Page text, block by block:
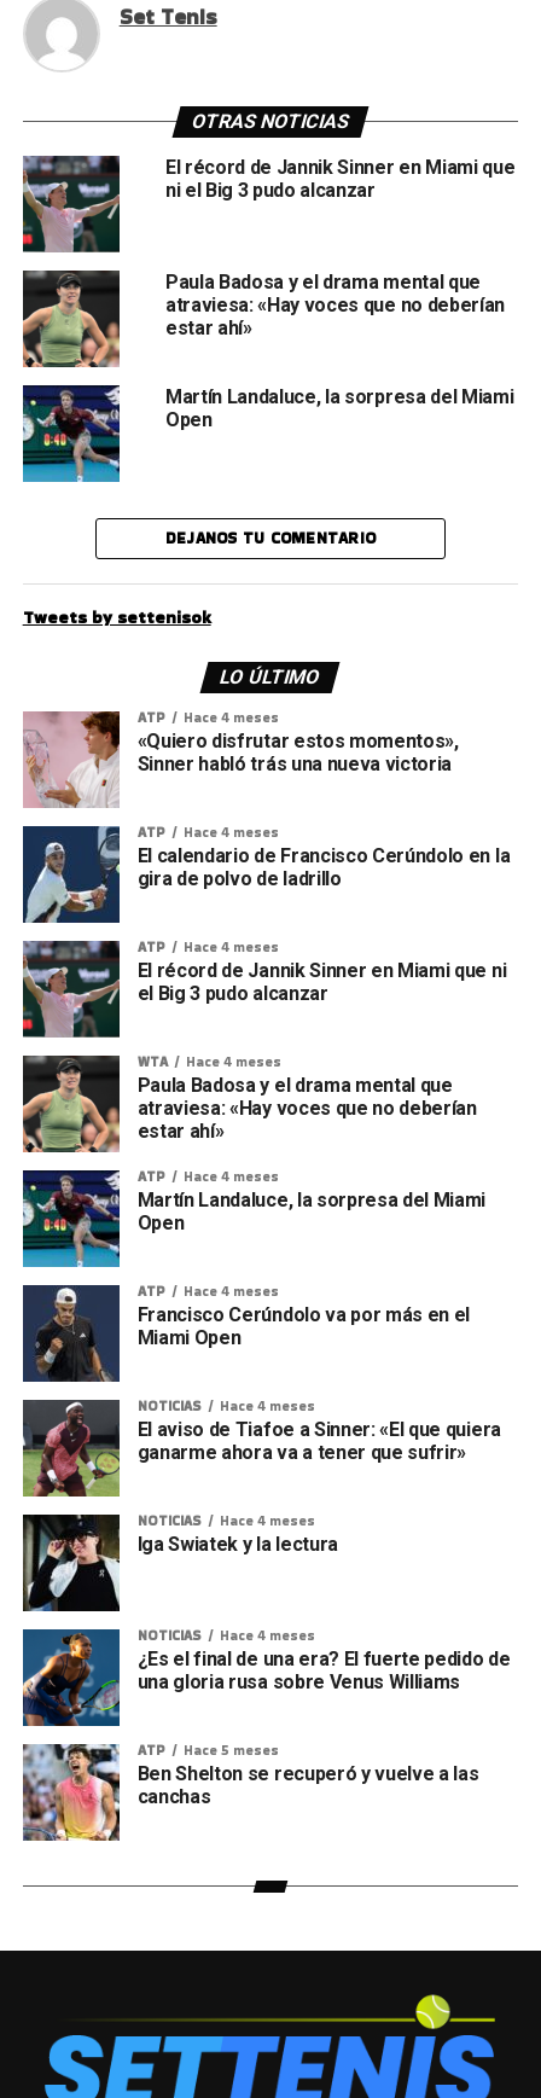
Set Tenis
OTRAS NOTICIAS
El récord de Jannik Sinner en Miami que
ni el Big 3 pudo alcanzar
Paula Badosa y el drama mental que
atraviesa: «Hay voces que no deberían
estar ahí»
Martín Landaluce, la sorpresa del Miami
Open
DEJANOS TU COMENTARIO
Tweets by settenisok
LO ÚLTIMO
ATP Hace 4 meses
«Quiero disfrutar estos momentos»,
Sinner habló trás una nueva victoria
ATP Hace 4 meses
El calendario de Francisco Cerúndolo en la
gira de polvo de ladrillo
ATP Hace 4 meses
El récord de Jannik Sinner en Miami que ni
el Big 3 pudo alcanzar
WTA Hace 4 meses
Paula Badosa y el drama mental que
atraviesa: «Hay voces que no deberían
estar ahí»
ATP Hace 4 meses
Martín Landaluce, la sorpresa del Miami
Open
ATP Hace 4 meses
Francisco Cerúndolo va por más en el
Miami Open
NOTICIAS Hace 4 meses
El aviso de Tiafoe a Sinner: «El que quiera
ganarme ahora va a tener que sufrir»
NOTICIAS Hace 4 meses
Iga Swiatek y la lectura
NOTICIAS Hace 4 meses
¿Es el final de una era? El fuerte pedido de
una gloria rusa sobre Venus Williams
ATP Hace 5 meses
Ben Shelton se recuperó y vuelve a las
canchas